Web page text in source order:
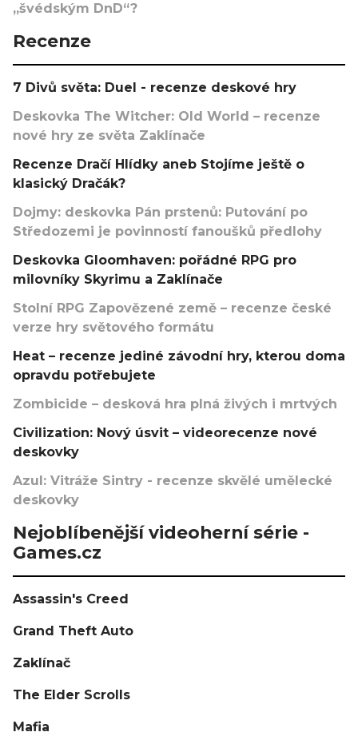
„švédským DnD“?
Recenze
7 Divů světa: Duel - recenze deskové hry
Deskovka The Witcher: Old World – recenze
nové hry ze světa Zaklínače
Recenze Dračí Hlídky aneb Stojíme ještě o
klasický Dračák?
Dojmy: deskovka Pán prstenů: Putování po
Středozemi je povinností fanoušků předlohy
Deskovka Gloomhaven: pořádné RPG pro
milovníky Skyrimu a Zaklínače
Stolní RPG Zapovězené země – recenze české
verze hry světového formátu
Heat – recenze jediné závodní hry, kterou doma
opravdu potřebujete
Zombicide – desková hra plná živých i mrtvých
Civilization: Nový úsvit – videorecenze nové
deskovky
Azul: Vitráže Sintry - recenze skvělé umělecké
deskovky
Nejoblíbenější videoherní série -
Games.cz
Assassin's Creed
Grand Theft Auto
Zaklínač
The Elder Scrolls
Mafia